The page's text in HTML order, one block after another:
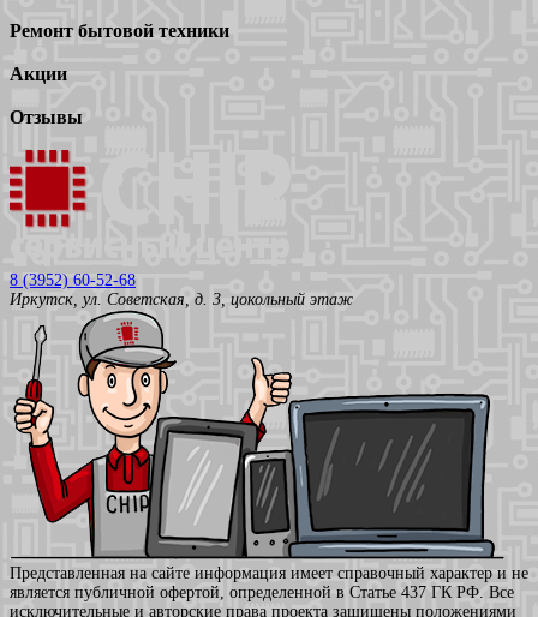
Ремонт бытовой техники
Акции
Отзывы
8 (3952) 60-52-68
Иркутск, ул. Советская, д. 3, цокольный этаж
Представленная на сайте информация имеет справочный характер и не
является публичной офертой, определенной в Статье 437 ГК РФ. Все
исключительные и авторские права проекта защищены положениями